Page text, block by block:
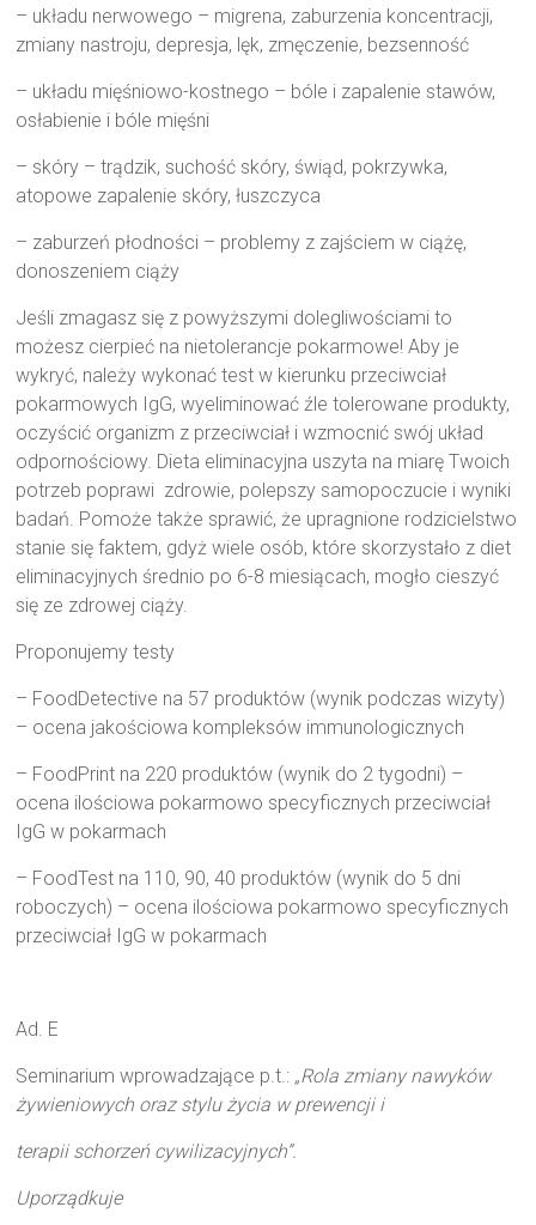
– układu nerwowego – migrena, zaburzenia koncentracji,
zmiany nastroju, depresja, lęk, zmęczenie, bezsenność
– układu mięśniowo-kostnego – bóle i zapalenie stawów,
osłabienie i bóle mięśni
– skóry – trądzik, suchość skóry, świąd, pokrzywka,
atopowe zapalenie skóry, łuszczyca
– zaburzeń płodności – problemy z zajściem w ciążę,
donoszeniem ciąży
Jeśli zmagasz się z powyższymi dolegliwościami to
możesz cierpieć na nietolerancje pokarmowe! Aby je
wykryć, należy wykonać test w kierunku przeciwciał
pokarmowych IgG, wyeliminować źle tolerowane produkty,
oczyścić organizm z przeciwciał i wzmocnić swój układ
odpornościowy. Dieta eliminacyjna uszyta na miarę Twoich
potrzeb poprawi zdrowie, polepszy samopoczucie i wyniki
badań. Pomoże także sprawić, że upragnione rodzicielstwo
stanie się faktem, gdyż wiele osób, które skorzystało z diet
eliminacyjnych średnio po 6-8 miesiącach, mogło cieszyć
się ze zdrowej ciąży.
Proponujemy testy
– FoodDetective na 57 produktów (wynik podczas wizyty)
– ocena jakościowa kompleksów immunologicznych
– FoodPrint na 220 produktów (wynik do 2 tygodni) –
ocena ilościowa pokarmowo specyficznych przeciwciał
IgG w pokarmach
– FoodTest na 110, 90, 40 produktów (wynik do 5 dni
roboczych) – ocena ilościowa pokarmowo specyficznych
przeciwciał IgG w pokarmach
Ad. E
Seminarium wprowadzające p.t.: „Rola zmiany nawyków
żywieniowych oraz stylu życia w prewencji i
terapii schorzeń cywilizacyjnych”.
Uporządkuje